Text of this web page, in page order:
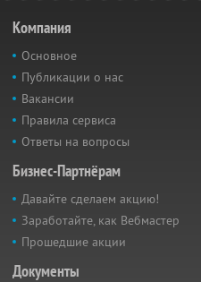
Компания
Основное
Публикации о нас
Вакансии
Правила сервиса
Ответы на вопросы
Бизнес-Партнёрам
Давайте сделаем акцию!
Заработайте, как Вебмастер
Прошедшие акции
Документы